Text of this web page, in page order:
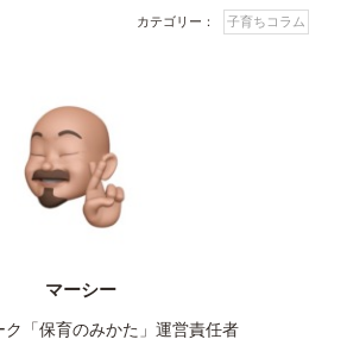
カテゴリー： 子育ちコラム
マーシー
「保育のみかた」運営責任者